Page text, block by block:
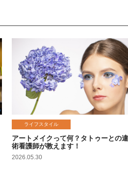
ライフスタイル
アートメイクって何？タトゥーとの
術看護師が教えます！
2026.05.30